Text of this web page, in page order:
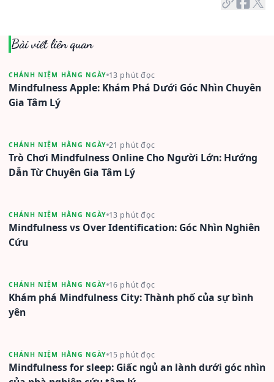
Bài viết liên quan
CHÁNH NIỆM HẰNG NGÀY 13 phút đọc
Mindfulness Apple: Khám Phá Dưới Góc Nhìn Chuyên
Gia Tâm Lý
CHÁNH NIỆM HẰNG NGÀY 21 phút đọc
Trò Chơi Mindfulness Online Cho Người Lớn: Hướng
Dẫn Từ Chuyên Gia Tâm Lý
CHÁNH NIỆM HẰNG NGÀY 13 phút đọc
Mindfulness vs Over Identification: Góc Nhìn Nghiên
Cứu
CHÁNH NIỆM HẰNG NGÀY 16 phút đọc
Khám phá Mindfulness City: Thành phố của sự bình
yên
CHÁNH NIỆM HẰNG NGÀY 15 phút đọc
Mindfulness for sleep: Giấc ngủ an lành dưới góc nhìn